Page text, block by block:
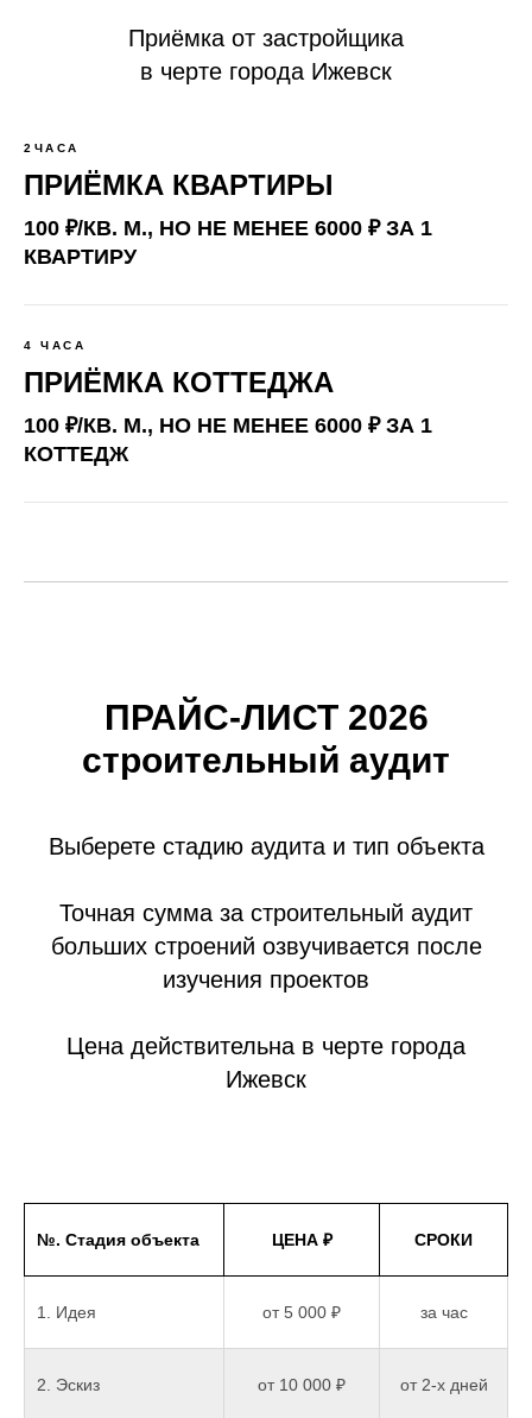
Приёмка от застройщика
в черте города Ижевск
2ЧАСА
ПРИЁМКА КВАРТИРЫ
100 ₽/КВ. М., НО НЕ МЕНЕЕ 6000 ₽ ЗА 1
КВАРТИРУ
4 ЧАСА
ПРИЁМКА КОТТЕДЖА
100 ₽/КВ. М., НО НЕ МЕНЕЕ 6000 ₽ ЗА 1
КОТТЕДЖ
ПРАЙС-ЛИСТ 2026
строительный аудит
Выберете стадию аудита и тип объекта
Точная сумма за строительный аудит
больших строений озвучивается после
изучения проектов
Цена действительна в черте города
Ижевск
№. Стадия объекта ЦЕНА ₽ СРОКИ
1. Идея от 5 000 ₽ за час
2. Эскиз от 10 000 ₽ от 2-х дней